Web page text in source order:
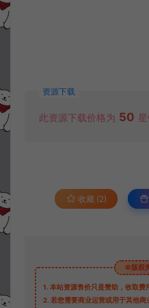
资源下载
此资源下载价格为 50
收藏 (2)
©版权
1. 本站资源售价只是赞助，收取费
2. 若您需要商业运营或用于其他